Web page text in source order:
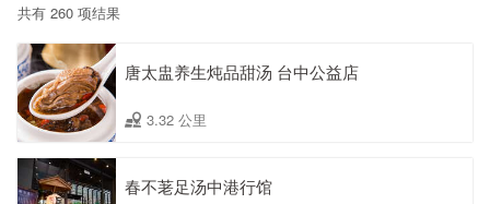
共有 260 项结果
唐太盅养生炖品甜汤 台中公益店
3.32 公里
春不荖足汤中港行馆